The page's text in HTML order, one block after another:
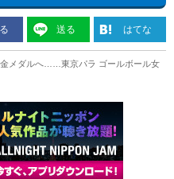
送る はてな
メダルへ……東京パラ ゴールボール女